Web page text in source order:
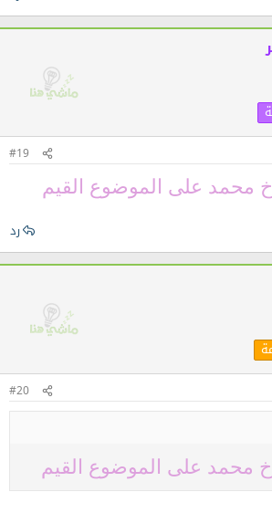
عن الله وهو كفر
وإثبات الحول والقوة لله الواحد الأحدعن
بالله العلي العظيم
#19
محمد على الموضوع القيم
رد
#20
محمد على الموضوع القيم